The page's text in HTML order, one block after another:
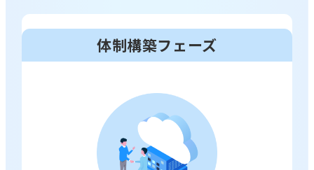
体制構築フェーズ